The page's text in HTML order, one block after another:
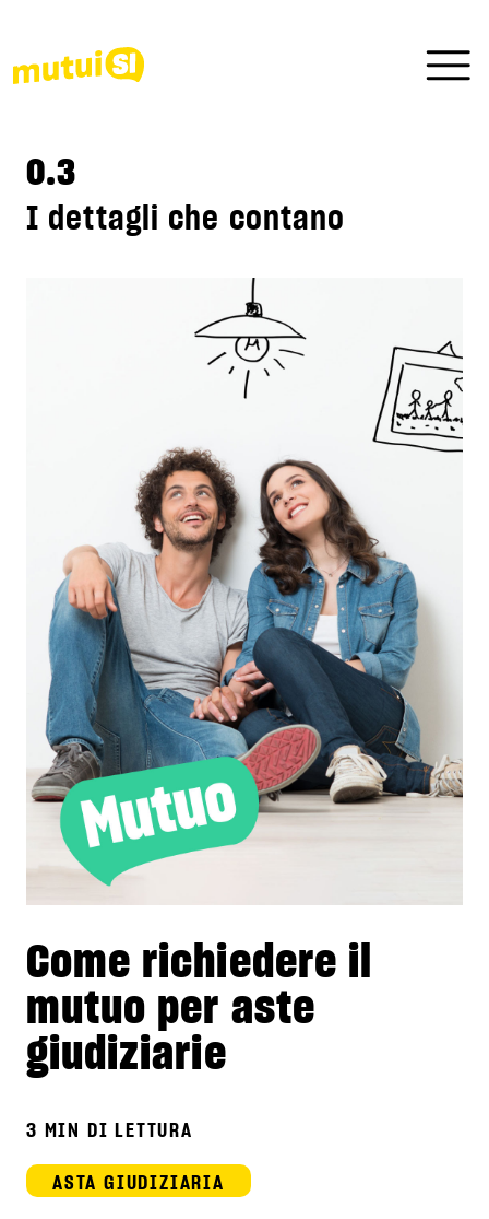
0.3
I dettagli che contano
Come richiedere il
mutuo per aste
giudiziarie
3 MIN DI LETTURA
ASTA GIUDIZIARIA